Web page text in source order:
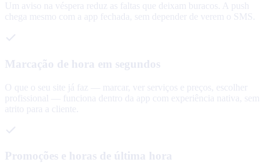
Um aviso na véspera reduz as faltas que deixam buracos. A push
chega mesmo com a app fechada, sem depender de verem o SMS.
Marcação de hora em segundos
O que o seu site já faz — marcar, ver serviços e preços, escolher
profissional — funciona dentro da app com experiência nativa, sem
atrito para a cliente.
Promoções e horas de última hora